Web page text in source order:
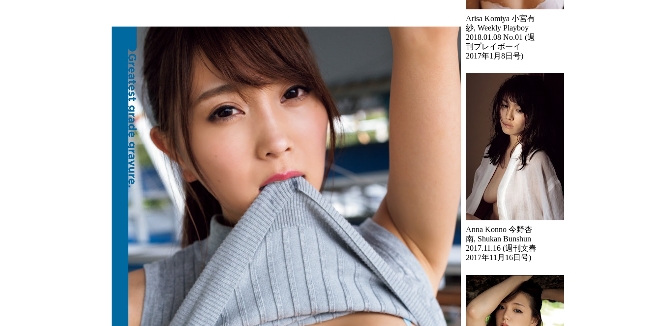
Arisa Komiya 小宮有
紗, Weekly Playboy
2018.01.08 No.01 (週
刊プレイボーイ
2017年1月8日号)
Anna Konno 今野杏
南, Shukan Bunshun
2017.11.16 (週刊文春
2017年11月16日号)